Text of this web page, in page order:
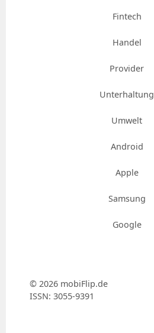
Fintech
Handel
Provider
Unterhaltung
Umwelt
Android
Apple
Samsung
Google
© 2026 mobiFlip.de
ISSN: 3055-9391